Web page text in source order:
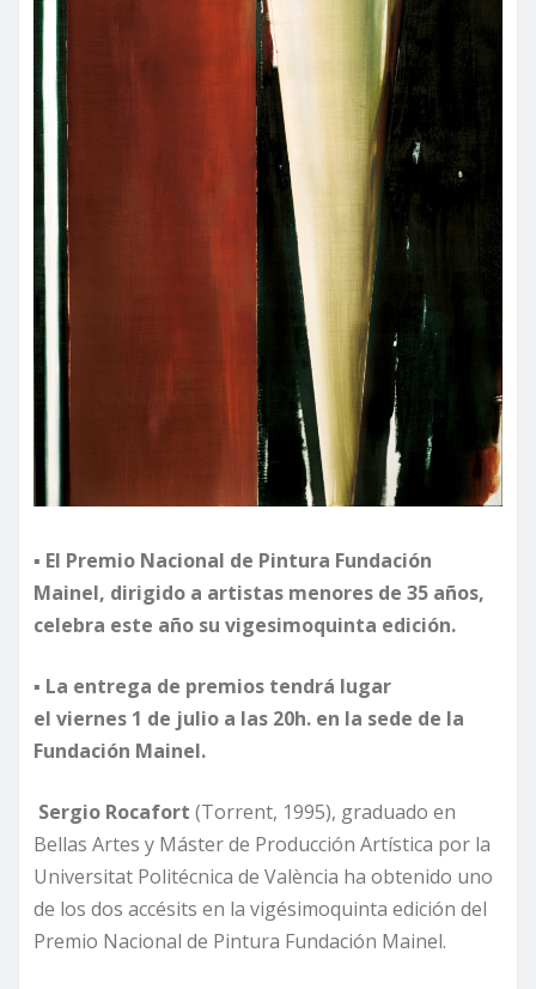
▪ El Premio Nacional de Pintura Fundación
Mainel, dirigido a artistas menores de 35 años,
celebra este año su vigesimoquinta edición.
▪ La entrega de premios tendrá lugar
el viernes 1 de julio a las 20h. en la sede de la
Fundación Mainel.
Sergio Rocafort (Torrent, 1995), graduado en
Bellas Artes y Máster de Producción Artística por la
Universitat Politécnica de València ha obtenido uno
de los dos accésits en la vigésimoquinta edición del
Premio Nacional de Pintura Fundación Mainel.